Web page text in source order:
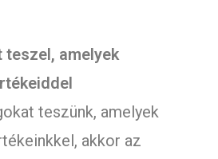
teszel, amelyek
teszünk, amelyek
akkor az